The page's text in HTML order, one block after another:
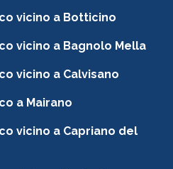
vicino a Botticino
vicino a Bagnolo Mella
vicino a Calvisano
a Mairano
vicino a Capriano del